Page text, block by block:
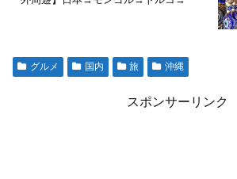
グルメ 国内 旅 沖縄
スポンサーリンク